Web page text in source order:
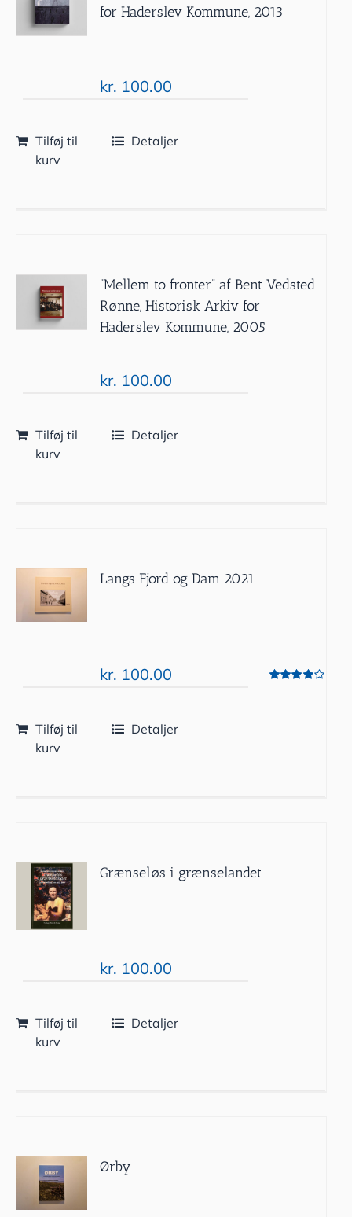
for Haderslev Kommune, 2013
kr. 100.00
Tilføj til
kurv
Detaljer
”Mellem to fronter” af Bent Vedsted
Rønne, Historisk Arkiv for
Haderslev Kommune, 2005
kr. 100.00
Tilføj til
kurv
Detaljer
Langs Fjord og Dam 2021
kr. 100.00
Tilføj til
kurv
Detaljer
Grænseløs i grænselandet
kr. 100.00
Tilføj til
kurv
Detaljer
Ørby